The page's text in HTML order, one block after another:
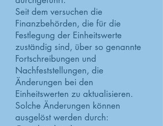
Seit dem versuchen die
Finanzbehörden, die für die
Festlegung der Einheitswerte
zuständig sind, über so genannte
Fortschreibungen und
Nachfeststellungen, die
Änderungen bei den
Einheitswerten zu aktualisieren.
Solche Änderungen können
ausgelöst werden durch: